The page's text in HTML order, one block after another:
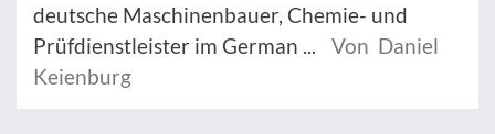
deutsche Maschinenbauer, Chemie- und
Prüfdienstleister im German ...
Von Daniel
Keienburg